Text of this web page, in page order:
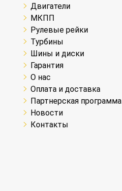
Двигатели
МКПП
Рулевые рейки
Турбины
Шины и диски
Гарантия
О нас
Оплата и доставка
Партнерская программа
Новости
Контакты